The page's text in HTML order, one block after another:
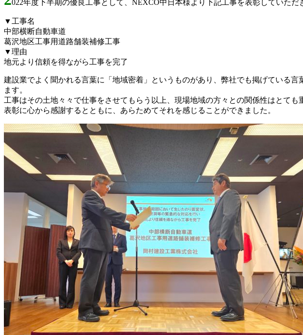
022年度下半期の優良工事として、NEXCO中日本様より下記工事を表彰していただ
▼工事名
中部横断自動車道
葛沢地区工事用道路舗装補修工事
▼理由
地元より信頼を得ながら工事を完了
建設業でよく聞かれる言葉に「地域密着」というものがあり、弊社でも掲げている
ます。
工事はその土地々々で仕事をさせてもらう以上、現場地域の方々との関係性はとても
表彰に心から感謝するとともに、あらためてそれを感じることができました。